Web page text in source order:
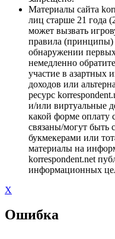
Материалы сайта
лиц старше 21 года
может вызвать
правила (принципы)
обнаружении
немедленно
участие в азартных
доходов или
ресурс
и/или виртуальные
какой форме оплату
связаны/могут быть
букмекерами или
материалы на
korrespondent.net
информационных
X
Ошибка